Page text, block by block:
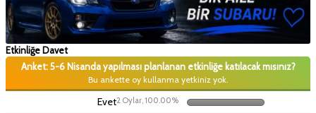
Etkinliğe Davet
Anket: 5-6 Nisanda yapılması planlanan etkinliğe katılacak mısınız?
Bu ankette oy kullanma yetkiniz yok.
Evet2 Oylar, 100.00%